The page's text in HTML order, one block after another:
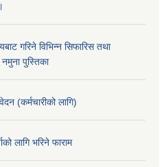
गरिने विभिन्न सिफारिस तथा
नमुना पुस्तिका
(कर्मचारीको लागि)
लागि भरिने फाराम